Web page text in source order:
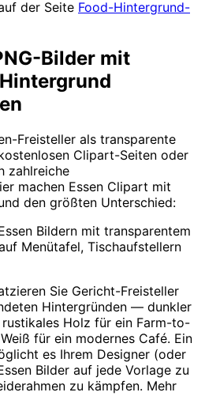
der Seite Food-Hintergrund-
Bilder mit
Freisteller als transparente
Clipart-Seiten oder
zahlreiche
machen Essen Clipart mit
den größten Unterschied:
Bildern mit transparentem
Menütafel, Tischaufstellern
Sie Gericht-Freisteller
Hintergründen — dunkler
Holz für ein Farm-to-
für ein modernes Café. Ein
es Ihrem Designer (oder
Bilder auf jede Vorlage zu
zu kämpfen. Mehr